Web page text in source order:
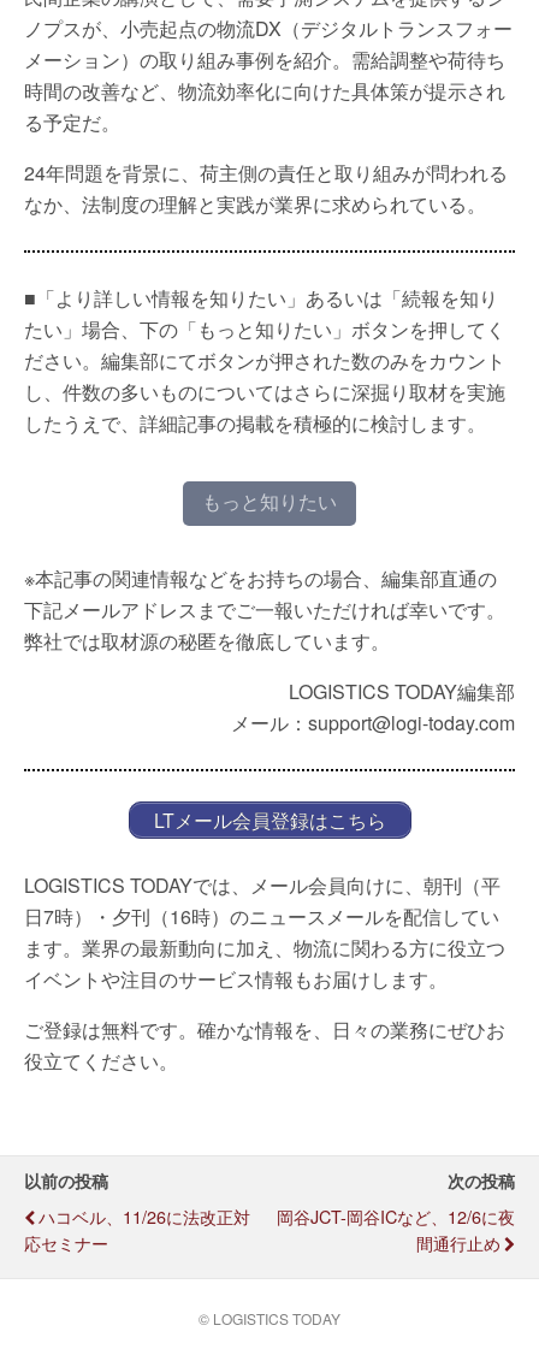
ノプスが、小売起点の物流DX（デジタルトランスフォー
メーション）の取り組み事例を紹介。需給調整や荷待ち
時間の改善など、物流効率化に向けた具体策が提示され
る予定だ。
24年問題を背景に、荷主側の責任と取り組みが問われる
なか、法制度の理解と実践が業界に求められている。
■「より詳しい情報を知りたい」あるいは「続報を知り
たい」場合、下の「もっと知りたい」ボタンを押してく
ださい。編集部にてボタンが押された数のみをカウント
し、件数の多いものについてはさらに深掘り取材を実施
したうえで、詳細記事の掲載を積極的に検討します。
もっと知りたい
※本記事の関連情報などをお持ちの場合、編集部直通の
下記メールアドレスまでご一報いただければ幸いです。
弊社では取材源の秘匿を徹底しています。
LOGISTICS TODAY編集部
メール：support@logi-today.com
LTメール会員登録はこちら
LOGISTICS TODAYでは、メール会員向けに、朝刊（平
日7時）・夕刊（16時）のニュースメールを配信してい
ます。業界の最新動向に加え、物流に関わる方に役立つ
イベントや注目のサービス情報もお届けします。
ご登録は無料です。確かな情報を、日々の業務にぜひお
役立てください。
以前の投稿
ハコベル、11/26に法改正対
応セミナー
次の投稿
岡谷JCT-岡谷ICなど、12/6に夜
間通行止め
© LOGISTICS TODAY